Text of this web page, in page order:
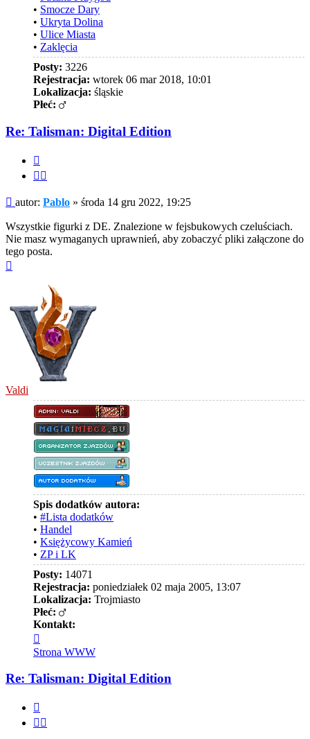
• Smocze Dary
• Ukryta Dolina
• Ulice Miasta
• Zaklęcia
Posty: 3226
Rejestracja: wtorek 06 mar 2018, 10:01
Lokalizacja: śląskie
Płeć:
Re: Talisman: Digital Edition
Post
autor: Pablo » środa 14 gru 2022, 19:25
Wszystkie figurki z DE. Znalezione w fejsbukowych czeluściach.
Nie masz wymaganych uprawnień, aby zobaczyć pliki załączone do
tego posta.
Valdi
Spis dodatków autora:
• #Lista dodatków
• Handel
• Księżycowy Kamień
• ZP i LK
Posty: 14071
Rejestracja: poniedziałek 02 maja 2005, 13:07
Lokalizacja: Trojmiasto
Płeć:
Kontakt:
się
z
Valdi
Strona WWW
Re: Talisman: Digital Edition